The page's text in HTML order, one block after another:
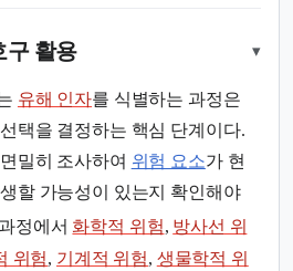
구 활용 ▾
유해 인자를 식별하는 과정은
택을 결정하는 핵심 단계이다.
밀히 조사하여 위험 요소가 현
할 가능성이 있는지 확인해야
정에서 화학적 위험, 방사선 위
위험, 기계적 위험, 생물학적 위